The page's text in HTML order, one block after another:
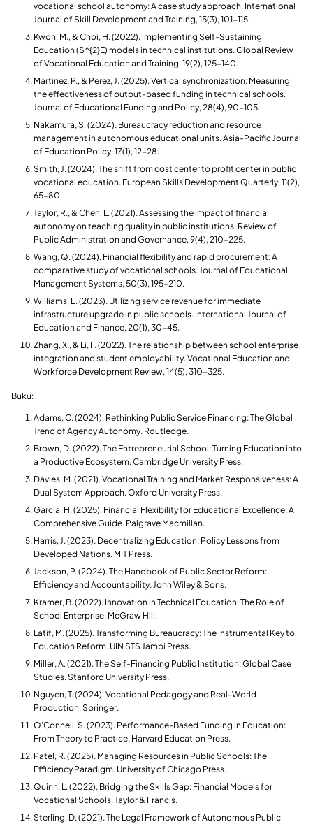
vocational school autonomy: A case study approach. International
Journal of Skill Development and Training, 15(3), 101-115.
Kwon, M., & Choi, H. (2022). Implementing Self-Sustaining
Education (S^{2}E) models in technical institutions. Global Review
of Vocational Education and Training, 19(2), 125-140.
Martinez, P., & Perez, J. (2025). Vertical synchronization: Measuring
the effectiveness of output-based funding in technical schools.
Journal of Educational Funding and Policy, 28(4), 90-105.
​Nakamura, S. (2024). Bureaucracy reduction and resource
management in autonomous educational units. Asia-Pacific Journal
of Education Policy, 17(1), 12-28.
Smith, J. (2024). The shift from cost center to profit center in public
vocational education. European Skills Development Quarterly, 11(2),
65-80.
Taylor, R., & Chen, L. (2021). Assessing the impact of financial
autonomy on teaching quality in public institutions. Review of
Public Administration and Governance, 9(4), 210-225.
​Wang, Q. (2024). Financial flexibility and rapid procurement: A
comparative study of vocational schools. Journal of Educational
Management Systems, 50(3), 195-210.
​Williams, E. (2023). Utilizing service revenue for immediate
infrastructure upgrade in public schools. International Journal of
Education and Finance, 20(1), 30-45.
​Zhang, X., & Li, F. (2022). The relationship between school enterprise
integration and student employability. Vocational Education and
Workforce Development Review, 14(5), 310-325.
​Buku:
Adams, C. (2024). Rethinking Public Service Financing: The Global
Trend of Agency Autonomy. Routledge.
​Brown, D. (2022). The Entrepreneurial School: Turning Education into
a Productive Ecosystem. Cambridge University Press.
Davies, M. (2021). Vocational Training and Market Responsiveness: A
Dual System Approach. Oxford University Press.
Garcia, H. (2025). Financial Flexibility for Educational Excellence: A
Comprehensive Guide. Palgrave Macmillan.
​Harris, J. (2023). Decentralizing Education: Policy Lessons from
Developed Nations. MIT Press.
​Jackson, P. (2024). The Handbook of Public Sector Reform:
Efficiency and Accountability. John Wiley & Sons.
​Kramer, B. (2022). Innovation in Technical Education: The Role of
School Enterprise. McGraw Hill.
​Latif, M. (2025). Transforming Bureaucracy: The Instrumental Key to
Education Reform. UIN STS Jambi Press.
Miller, A. (2021). The Self-Financing Public Institution: Global Case
Studies. Stanford University Press.
​Nguyen, T. (2024). Vocational Pedagogy and Real-World
Production. Springer.
O’Connell, S. (2023). Performance-Based Funding in Education:
From Theory to Practice. Harvard Education Press.
Patel, R. (2025). Managing Resources in Public Schools: The
Efficiency Paradigm. University of Chicago Press.
Quinn, L. (2022). Bridging the Skills Gap: Financial Models for
Vocational Schools. Taylor & Francis.
Sterling, D. (2021). The Legal Framework of Autonomous Public